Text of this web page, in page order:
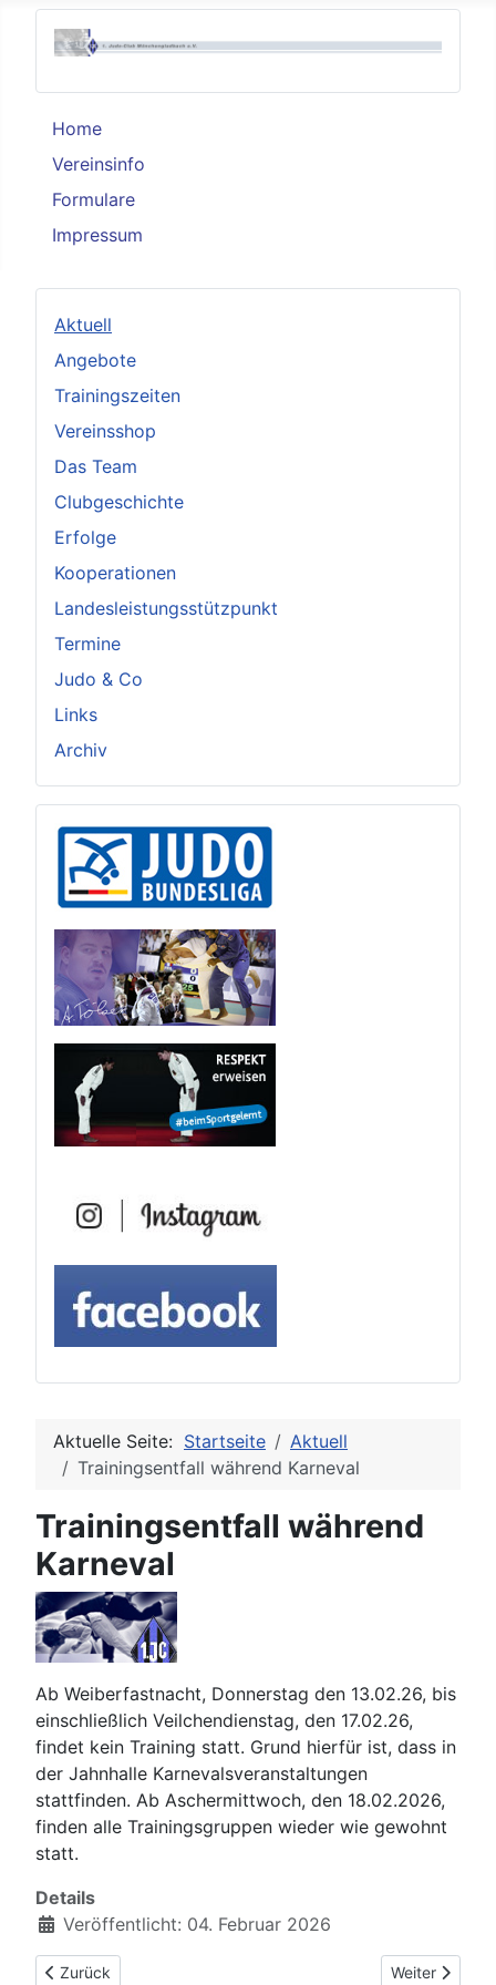
Home
Vereinsinfo
Formulare
Impressum
Aktuell
Angebote
Trainingszeiten
Vereinsshop
Das Team
Clubgeschichte
Erfolge
Kooperationen
Landesleistungsstützpunkt
Termine
Judo & Co
Links
Archiv
Aktuelle Seite: Startseite
Aktuell
Trainingsentfall während Karneval
Trainingsentfall während
Karneval
Ab Weiberfastnacht, Donnerstag den 13.02.26, bis
einschließlich Veilchendienstag, den 17.02.26,
findet kein Training statt. Grund hierfür ist, dass in
der Jahnhalle Karnevalsveranstaltungen
stattfinden. Ab Aschermittwoch, den 18.02.2026,
finden alle Trainingsgruppen wieder wie gewohnt
statt.
Details
Veröffentlicht: 04. Februar 2026
Vorheriger Beitrag: Sporthalle Rheindahlen vorübergehend
Zurück Nächster
Weiter